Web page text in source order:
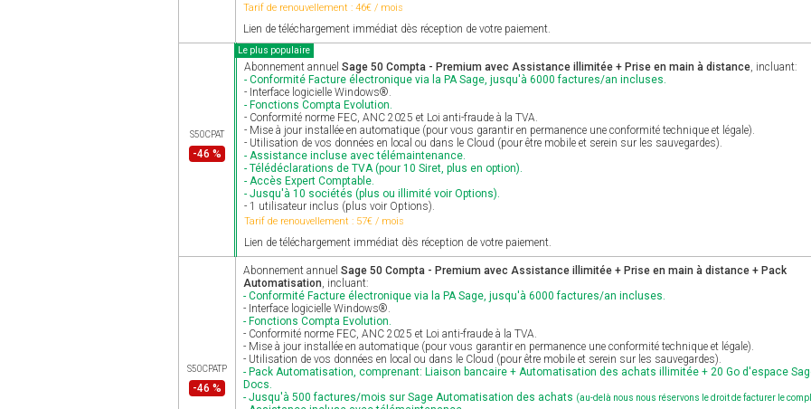
Tarif de renouvellement : 46€ / mois
Lien de téléchargement immédiat dès réception de votre paiement.
S50CPAT
-46 %
Le plus populaire
Abonnement annuel Sage 50 Compta - Premium avec Assistance illimitée + Prise en main à distance, incluant:
- Conformité Facture électronique via la PA Sage, jusqu'à 6000 factures/an incluses.
- Interface logicielle Windows®.
- Fonctions Compta Evolution.
- Conformité norme FEC, ANC 2025 et Loi anti-fraude à la TVA.
- Mise à jour installée en automatique (pour vous garantir en permanence une conformité technique et légale).
- Utilisation de vos données en local ou dans le Cloud (pour être mobile et serein sur les sauvegardes).
- Assistance incluse avec télémaintenance.
- Télédéclarations de TVA (pour 10 Siret, plus en option).
- Accès Expert Comptable.
- Jusqu'à 10 sociétés (plus ou illimité voir Options).
- 1 utilisateur inclus (plus voir Options).
Tarif de renouvellement : 57€ / mois
Lien de téléchargement immédiat dès réception de votre paiement.
S50CPATP
-46 %
Abonnement annuel Sage 50 Compta - Premium avec Assistance illimitée + Prise en main à distance + Pack
Automatisation, incluant:
- Conformité Facture électronique via la PA Sage, jusqu'à 6000 factures/an incluses.
- Interface logicielle Windows®.
- Fonctions Compta Evolution.
- Conformité norme FEC, ANC 2025 et Loi anti-fraude à la TVA.
- Mise à jour installée en automatique (pour vous garantir en permanence une conformité technique et légale).
- Utilisation de vos données en local ou dans le Cloud (pour être mobile et serein sur les sauvegardes).
- Pack Automatisation, comprenant: Liaison bancaire + Automatisation des achats illimitée + 20 Go d'espace
Docs.
- Jusqu'à 500 factures/mois sur Sage Automatisation des achats (au-delà nous nous réservons le droit de facturer le